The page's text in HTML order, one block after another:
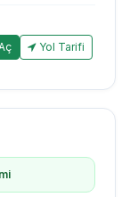
Yol Tarifi